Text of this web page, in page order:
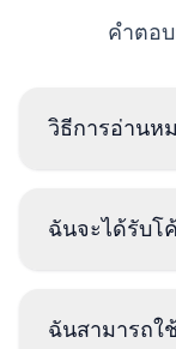
คำตอ
วิธีการอ่านห
ออกและอ่าน
ฉันจะได้รับโ
รหัสจะถูกส่
ฉันสามารถใ